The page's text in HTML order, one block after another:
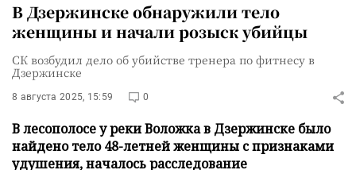
В Дзержинске обнаружили тело
женщины и начали розыск убийцы
СК возбудил дело об убийстве тренера по фитнесу в
Дзержинске
8 августа 2025, 15:59 0
В лесополосе у реки Воложка в Дзержинске было
найдено тело 48-летней женщины с признаками
удушения, началось расследование